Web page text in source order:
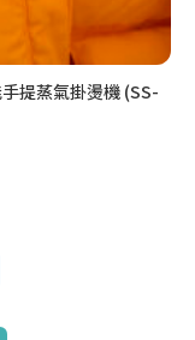
蒸氣掛燙機 (SS-